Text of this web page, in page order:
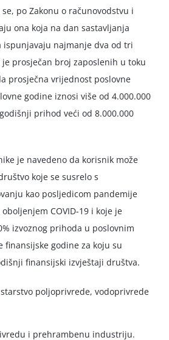
po Zakonu o računovodstvu i
ona koja na dan sastavljanja
ispunjavaju najmanje dva od tri
prosječan broj zaposlenih u toku
prosječna vrijednost poslovne
godine iznosi više od 4.000.000
prihod veći od 8.000.000
je navedeno da korisnik može
koje se susrelo s
kao posljedicom pandemije
COVID-19 i koje je
izvoznog prihoda u poslovnim
godine za koju su
finansijski izvještaji društva.
poljoprivrede, vodoprivrede
i prehrambenu industriju.